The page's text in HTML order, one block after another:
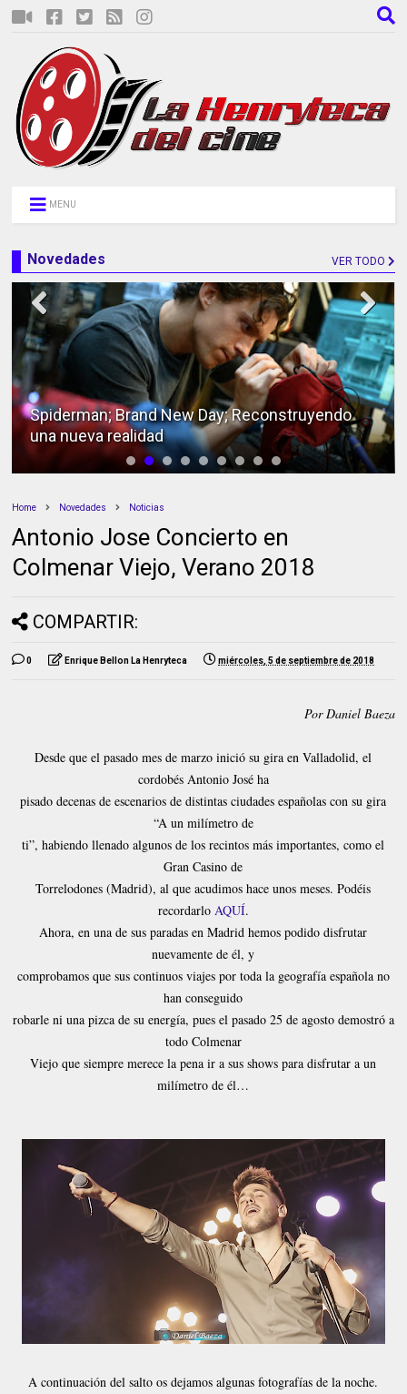
MENU
Novedades VER TODO
Spiderman; Brand New Day; Reconstruyendo
una nueva realidad
Home Novedades Noticias
Antonio Jose Concierto en
Colmenar Viejo, Verano 2018
COMPARTIR:
0 Enrique Bellon La Henryteca miércoles, 5 de septiembre de 2018
Por Daniel Baeza
Desde que el pasado mes de marzo inició su gira en Valladolid, el
cordobés Antonio José ha
pisado decenas de escenarios de distintas ciudades españolas con su gira
“A un milímetro de
ti”, habiendo llenado algunos de los recintos más importantes, como el
Gran Casino de
Torrelodones (Madrid), al que acudimos hace unos meses. Podéis
recordarlo AQUÍ.
Ahora, en una de sus paradas en Madrid hemos podido disfrutar
nuevamente de él, y
comprobamos que sus continuos viajes por toda la geografía española no
han conseguido
robarle ni una pizca de su energía, pues el pasado 25 de agosto demostró a
todo Colmenar
Viejo que siempre merece la pena ir a sus shows para disfrutar a un
milímetro de él…
A continuación del salto os dejamos algunas fotografías de la noche.